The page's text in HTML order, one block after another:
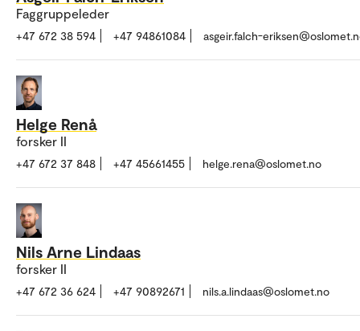
Faggruppeleder
+47 672 38 594 +47 94861084 asgeir.falch-
Helge Renå
forsker II
+47 672 37 848 +47 45661455 helge.rena@oslomet.no
Nils Arne Lindaas
forsker II
+47 672 36 624 +47 90892671 nils.a.lindaas@oslomet.no